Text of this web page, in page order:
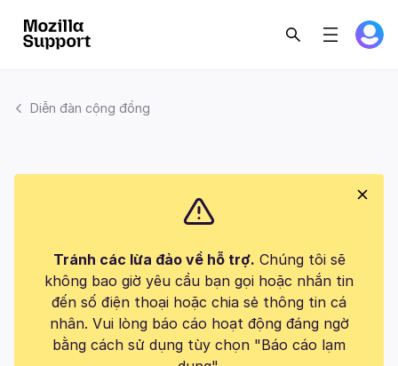
Diễn đàn cộng đồng
Tránh các lừa đảo về hỗ trợ. Chúng tôi sẽ
không bao giờ yêu cầu bạn gọi hoặc nhắn tin
đến số điện thoại hoặc chia sẻ thông tin cá
nhân. Vui lòng báo cáo hoạt động đáng ngờ
bằng cách sử dụng tùy chọn "Báo cáo lạm